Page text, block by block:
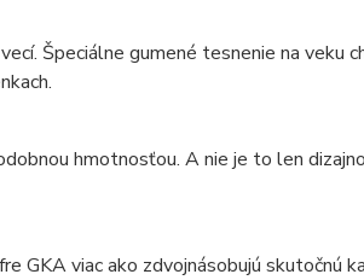
Špeciálne gumené tesnenie na veku
hmotnosťou. A nie je to len
GKA viac ako zdvojnásobujú skutočnú